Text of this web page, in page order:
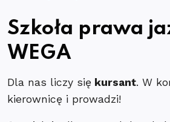
Szkoła prawa
WEGA
Dla nas liczy się kursant. W
kierownicę i prowadzi!